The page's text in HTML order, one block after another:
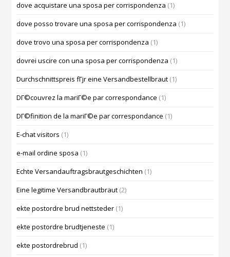
dove acquistare una sposa per corrispondenza (1)
dove posso trovare una sposa per corrispondenza (1)
dove trovo una sposa per corrispondenza (1)
dovrei uscire con una sposa per corrispondenza (1)
Durchschnittspreis fГјr eine Versandbestellbraut (1)
DГ©couvrez la mariГ©e par correspondance (1)
DГ©finition de la mariГ©e par correspondance (1)
E-chat visitors (1)
e-mail ordine sposa (1)
Echte Versandauftragsbrautgeschichten (1)
Eine legitime Versandbrautbraut (2)
ekte postordre brud nettsteder (1)
ekte postordre brudtjeneste (1)
ekte postordrebrud (1)